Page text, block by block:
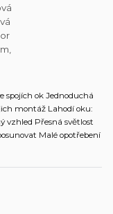
spojích ok Jednoduchá
montáž Lahodí oku:
vzhled Přesná světlost
Malé opotřebení